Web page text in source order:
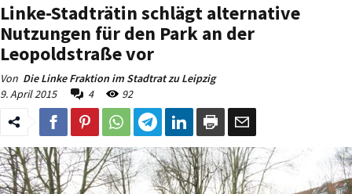
Linke-Stadträtin schlägt alternative
Nutzungen für den Park an der
Leopoldstraße vor
Von Die Linke Fraktion im Stadtrat zu Leipzig
9. April 2015
4 92